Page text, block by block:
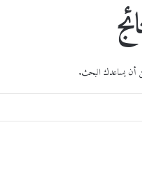
أن يساعدك البحث.